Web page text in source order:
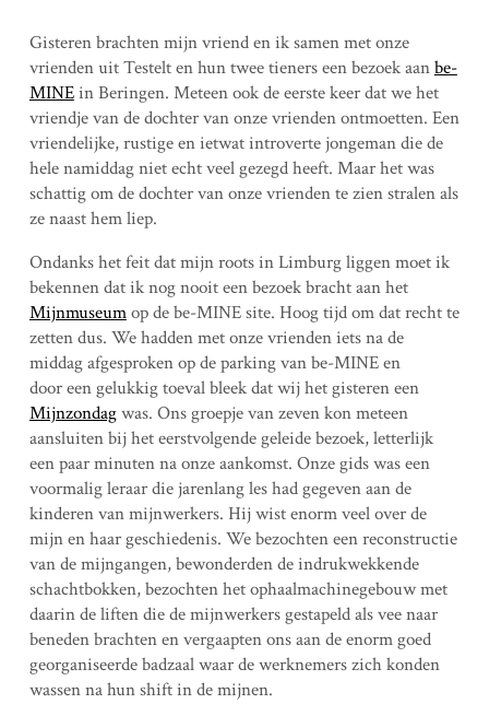
Gisteren brachten mijn vriend en ik samen met onze
vrienden uit Testelt en hun twee tieners een bezoek aanbe-
MINEin Beringen. Meteen ook de eerste keer dat we het
vriendje van de dochter van onze vrienden ontmoetten. Een
vriendelijke, rustige en ietwat introverte jongeman die de
hele namiddag niet echt veel gezegd heeft. Maar het was
schattig om de dochter van onze vrienden te zien stralen als
ze naast hem liep.
Ondanks het feit dat mijn roots in Limburg liggen moet ik
bekennen dat ik nog nooit een bezoek bracht aan het
Mijnmuseumop de be-MINE site. Hoog tijd om dat recht te
zetten dus. We hadden met onze vrienden iets na de
middag afgesproken op de parking van be-MINE en
door een gelukkig toeval bleek dat wij het gisteren een
Mijnzondagwas. Ons groepje van zeven kon meteen
aansluiten bij het eerstvolgende geleide bezoek, letterlijk
een paar minuten na onze aankomst. Onze gids was een
voormalig leraar die jarenlang les had gegeven aan de
kinderen van mijnwerkers. Hij wist enorm veel over de
mijn en haar geschiedenis. We bezochten een reconstructie
van de mijngangen, bewonderden de indrukwekkende
schachtbokken, bezochten het ophaalmachinegebouw met
daarin de liften die de mijnwerkers gestapeld als vee naar
beneden brachten en vergaapten ons aan de enorm goed
georganiseerde badzaal waar de werknemers zich konden
wassen na hun shift in de mijnen.